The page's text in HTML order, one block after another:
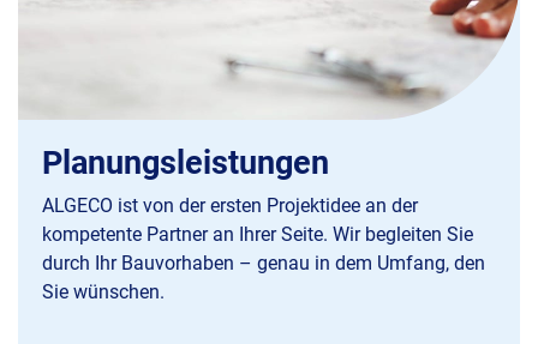
Planungsleistungen
ALGECO ist von der ersten Projektidee an der
kompetente Partner an Ihrer Seite. Wir begleiten Sie
durch Ihr Bauvorhaben – genau in dem Umfang, den
Sie wünschen.